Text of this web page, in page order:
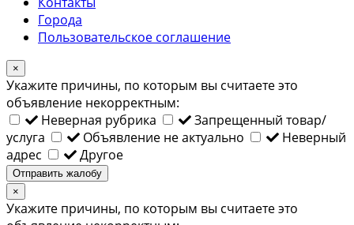
Города
Пользовательское соглашение
×
Укажите причины, по которым вы считаете это
объявление некорректным:
Неверная рубрика
Запрещенный товар/
услуга
Объявление не актуально
Неверный
адрес
Другое
Отправить жалобу
×
Укажите причины, по которым вы считаете это